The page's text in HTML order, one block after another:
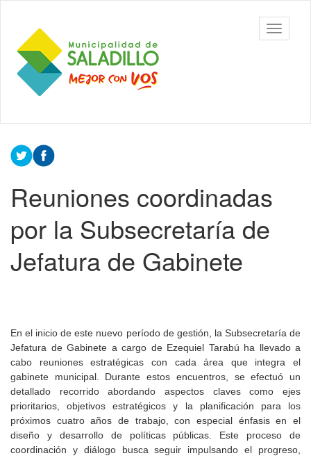
contenido
principal
Municipalidad
de Saladillo
barra
Contenido
principal
Reuniones coordinadas
por la Subsecretaría de
Jefatura de Gabinete
En el inicio de este nuevo período de gestión, la Subsecretaría de
Jefatura de Gabinete a cargo de Ezequiel Tarabú ha llevado a
cabo reuniones estratégicas con cada área que integra el
gabinete municipal. Durante estos encuentros, se efectuó un
detallado recorrido abordando aspectos claves como ejes
prioritarios, objetivos estratégicos y la planificación para los
próximos cuatro años de trabajo, con especial énfasis en el
diseño y desarrollo de políticas públicas. Este proceso de
coordinación y diálogo busca seguir impulsando el progreso,